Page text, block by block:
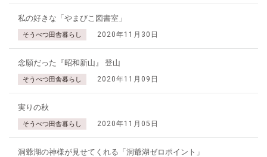
私の好きな「やまびこ図書室」
そうべつ田舎暮らし 2020年11月30日
念願だった『昭和新山』 登山
そうべつ田舎暮らし 2020年11月09日
実りの秋
そうべつ田舎暮らし 2020年11月05日
洞爺湖の神様が見せてくれる「洞爺湖ゼロポイント」